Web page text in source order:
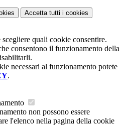
Accetta tutti i cookies
quali cookie consentire.
consentono il funzionamento della
necessari al funzionamento potete
.
non possono essere
l'elenco nella pagina della cookie